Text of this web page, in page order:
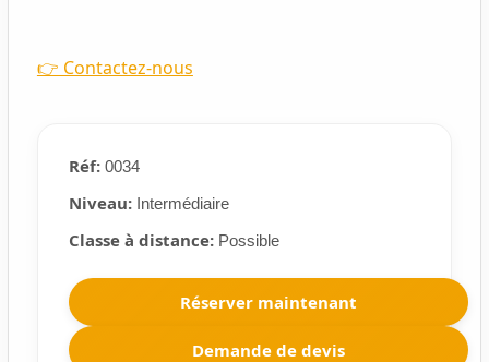
👉 Contactez-nous
Réf:0034
Niveau:Intermédiaire
Classe à distance:Possible
Réserver maintenant
Demande de devis